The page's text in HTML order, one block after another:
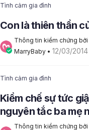
Tình cảm gia đình
Con là thiên thần
Thông tin kiểm chứng
MarryBaby • 12/03/2014
Tình cảm gia đình
Kiềm chế sự tức
nguyên tắc ba mẹ
conThông tin kiểm chứng